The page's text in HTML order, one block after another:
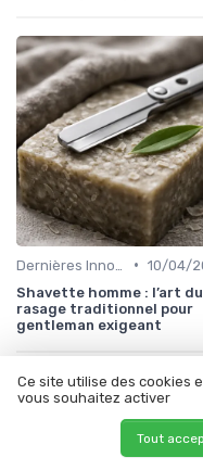
• 10/04/
Shavette homme : l’art du
rasage traditionnel pour
gentleman exigeant
Les articles par
Ce site utilise des cookies
vous souhaitez activer
Tout